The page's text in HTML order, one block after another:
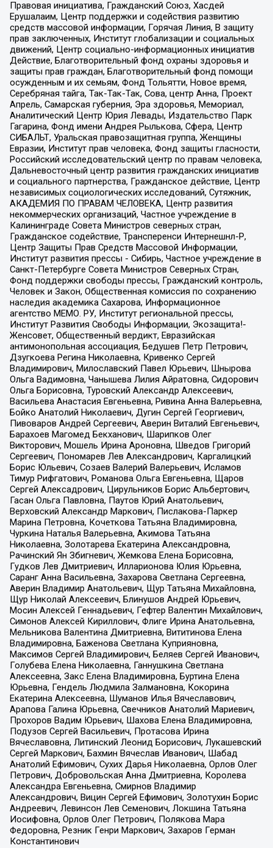
Правовая инициатива, Гражданский Союз, Хасдей
Ерушалаим, Центр поддержки и содействия развитию
средств массовой информации, Горячая Линия, В защиту
прав заключенных, Институт глобализации и социальных
движений, Центр социально-информационных инициатив
Действие, Благотворительный фонд охраны здоровья и
защиты прав граждан, Благотворительный фонд помощи
осужденным и их семьям, Фонд Тольятти, Новое время,
Серебряная тайга, Так-Так-Так, Сова, центр Анна, Проект
Апрель, Самарская губерния, Эра здоровья, Мемориал,
Аналитический Центр Юрия Левады, Издательство Парк
Гагарина, Фонд имени Андрея Рылькова, Сфера, Центр
СИБАЛЬТ, Уральская правозащитная группа, Женщины
Евразии, Институт прав человека, Фонд защиты гласности,
Российский исследовательский центр по правам человека,
Дальневосточный центр развития гражданских инициатив
и социального партнерства, Гражданское действие, Центр
независимых социологических исследований, Сутяжник,
АКАДЕМИЯ ПО ПРАВАМ ЧЕЛОВЕКА, Центр развития
некоммерческих организаций, Частное учреждение в
Калининграде Совета Министров северных стран,
Гражданское содействие, Трансперенси Интернешнл-Р,
Центр Защиты Прав Средств Массовой Информации,
Институт развития прессы - Сибирь, Частное учреждение в
Санкт-Петербурге Совета Министров Северных Стран,
Фонд поддержки свободы прессы, Гражданский контроль,
Человек и Закон, Общественная комиссия по сохранению
наследия академика Сахарова, Информационное
агентство МЕМО. РУ, Институт региональной прессы,
Институт Развития Свободы Информации, Экозащита!-
Женсовет, Общественный вердикт, Евразийская
антимонопольная ассоциация, Бедушев Петр Петрович,
Дзугкоева Регина Николаевна, Кривенко Сергей
Владимирович, Милославский Павел Юрьевич, Шнырова
Ольга Вадимовна, Чанышева Лилия Айратовна, Сидорович
Ольга Борисовна, Туровский Александр Алексеевич,
Васильева Анастасия Евгеньевна, Ривина Анна Валерьевна,
Бойко Анатолий Николаевич, Дугин Сергей Георгиевич,
Пивоваров Андрей Сергеевич, Аверин Виталий Евгеньевич,
Барахоев Магомед Бекханович, Шарипков Олег
Викторович, Мошель Ирина Ароновна, Шведов Григорий
Сергеевич, Пономарев Лев Александрович, Каргалицкий
Борис Юльевич, Созаев Валерий Валерьевич, Исламов
Тимур Рифгатович, Романова Ольга Евгеньевна, Щаров
Сергей Алексадрович, Цирульников Борис Альбертович,
Гасан Ольга Павловна, Паутов Юрий Анатольевич,
Верховский Александр Маркович, Пислакова-Паркер
Марина Петровна, Кочеткова Татьяна Владимировна,
Чуркина Наталья Валерьевна, Акимова Татьяна
Николаевна, Золотарева Екатерина Александровна,
Рачинский Ян Збигневич, Жемкова Елена Борисовна,
Гудков Лев Дмитриевич, Илларионова Юлия Юрьевна,
Саранг Анна Васильевна, Захарова Светлана Сергеевна,
Аверин Владимир Анатольевич, Щур Татьяна Михайловна,
Щур Николай Алексеевич, Блинушов Андрей Юрьевич,
Мосин Алексей Геннадьевич, Гефтер Валентин Михайлович,
Симонов Алексей Кириллович, Флиге Ирина Анатольевна,
Мельникова Валентина Дмитриевна, Вититинова Елена
Владимировна, Баженова Светлана Куприяновна,
Максимов Сергей Владимирович, Беляев Сергей Иванович,
Голубева Елена Николаевна, Ганнушкина Светлана
Алексеевна, Закс Елена Владимировна, Буртина Елена
Юрьевна, Гендель Людмила Залмановна, Кокорина
Екатерина Алексеевна, Шуманов Илья Вячеславович,
Арапова Галина Юрьевна, Свечников Анатолий Мариевич,
Прохоров Вадим Юрьевич, Шахова Елена Владимировна,
Подузов Сергей Васильевич, Протасова Ирина
Вячеславовна, Литинский Леонид Борисович, Лукашевский
Сергей Маркович, Бахмин Вячеслав Иванович, Шабад
Анатолий Ефимович, Сухих Дарья Николаевна, Орлов Олег
Петрович, Добровольская Анна Дмитриевна, Королева
Александра Евгеньевна, Смирнов Владимир
Александрович, Вицин Сергей Ефимович, Золотухин Борис
Андреевич, Левинсон Лев Семенович, Локшина Татьяна
Иосифовна, Орлов Олег Петрович, Полякова Мара
Федоровна, Резник Генри Маркович, Захаров Герман
Константинович